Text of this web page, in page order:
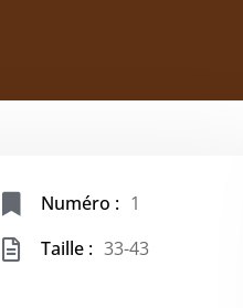
Numéro : 1
Taille : 33-43